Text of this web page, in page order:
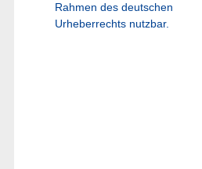
Rahmen des deutschen
Urheberrechts nutzbar.